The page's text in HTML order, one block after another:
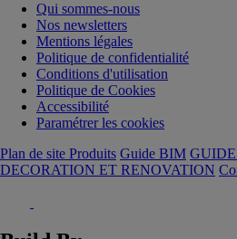
Qui sommes-nous
Nos newsletters
Mentions légales
Politique de confidentialité
Conditions d'utilisation
Politique de Cookies
Accessibilité
Paramétrer les cookies
Plan de site Produits Guide BIM
DECORATION ET RENOVATION